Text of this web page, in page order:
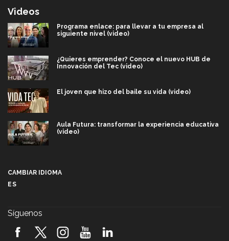
Videos
Programa enlace: para llevar a tu empresa al
siguiente nivel (video)
¿Quieres emprender? Conoce el nuevo HUB de
Innovación del Tec (video)
El joven que hizo del baile su vida (video)
Aula Futura: transformar la experiencia educativa
(video)
2026! (video)
CAMBIAR IDIOMA
ES
Síguenos